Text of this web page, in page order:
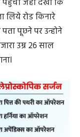
जहां देखा कि
रोड किनारे
पूछने पर उन्होने
उम्र 26 साल